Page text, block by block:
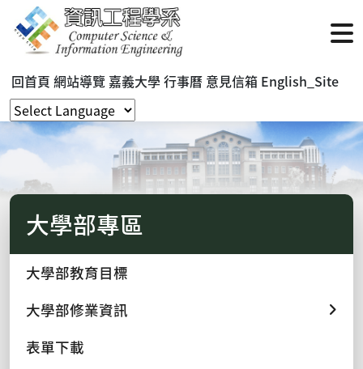
回首頁 網站導覽 嘉義大學行事曆 意見信箱 English_Site
大學部專區
大學部教育目標
大學部修業資訊
表單下載